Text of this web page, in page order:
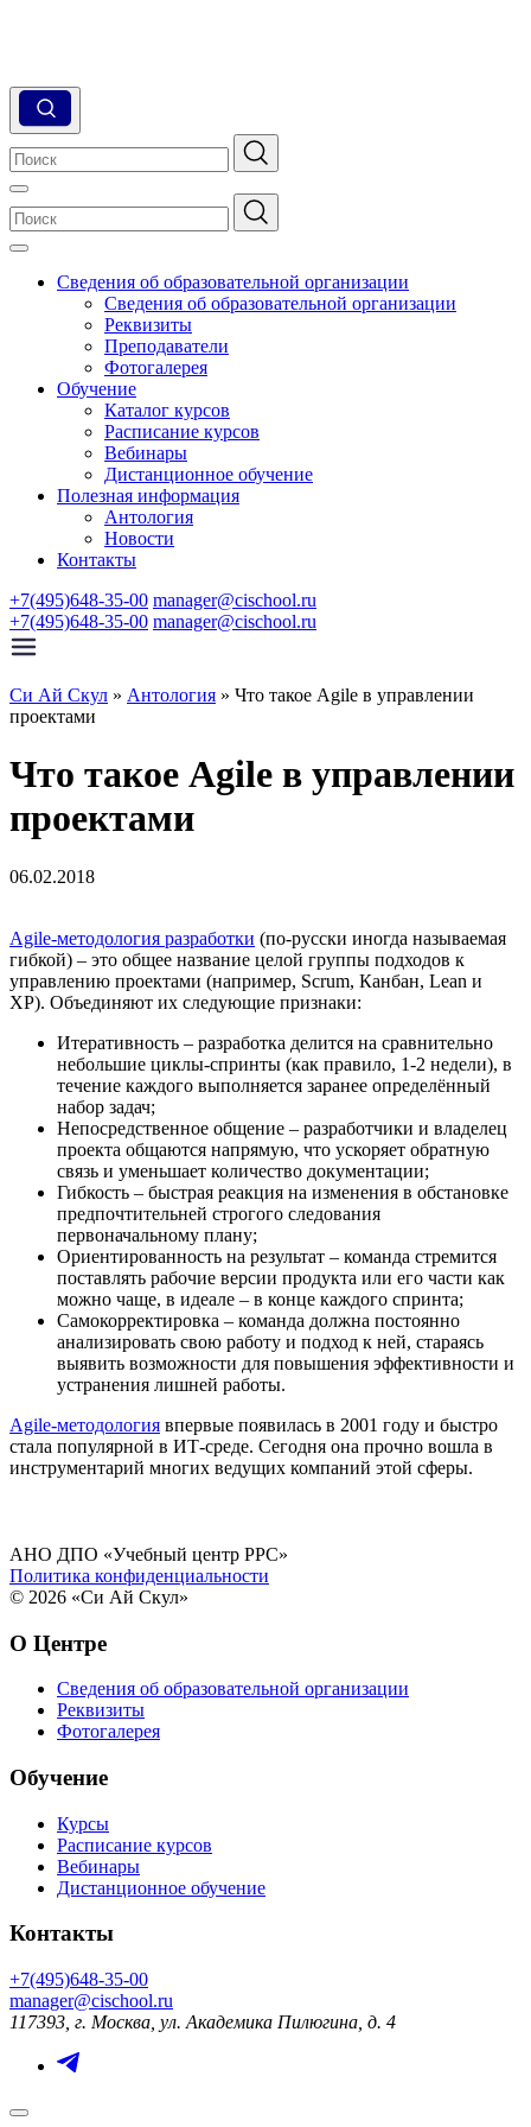
Сведения об образовательной организации
Сведения об образовательной организации
Реквизиты
Преподаватели
Фотогалерея
Обучение
Каталог курсов
Расписание курсов
Вебинары
Дистанционное обучение
Полезная информация
Антология
Новости
Контакты
+7(495)648-35-00 manager@cischool.ru
+7(495)648-35-00 manager@cischool.ru
Си Ай Скул » Антология » Что такое Agile в управлении
проектами
Что такое Agile в управлении
проектами
06.02.2018
Agile-методология разработки (по-русски иногда называемая
гибкой) – это общее название целой группы подходов к
управлению проектами (например, Scrum, Канбан, Lean и
XP). Объединяют их следующие признаки:
Итеративность – разработка делится на сравнительно
небольшие циклы-спринты (как правило, 1-2 недели), в
течение каждого выполняется заранее определённый
набор задач;
Непосредственное общение – разработчики и владелец
проекта общаются напрямую, что ускоряет обратную
связь и уменьшает количество документации;
Гибкость – быстрая реакция на изменения в обстановке
предпочтительней строгого следования
первоначальному плану;
Ориентированность на результат – команда стремится
поставлять рабочие версии продукта или его части как
можно чаще, в идеале – в конце каждого спринта;
Самокорректировка – команда должна постоянно
анализировать свою работу и подход к ней, стараясь
выявить возможности для повышения эффективности и
устранения лишней работы.
Agile-методология впервые появилась в 2001 году и быстро
стала популярной в ИТ-среде. Сегодня она прочно вошла в
инструментарий многих ведущих компаний этой сферы.
АНО ДПО «Учебный центр РРС»
Политика конфиденциальности
© 2026 «Си Ай Скул»
О Центре
Сведения об образовательной организации
Реквизиты
Фотогалерея
Обучение
Курсы
Расписание курсов
Вебинары
Дистанционное обучение
Контакты
+7(495)648-35-00
manager@cischool.ru
117393, г. Москва, ул. Академика Пилюгина, д. 4